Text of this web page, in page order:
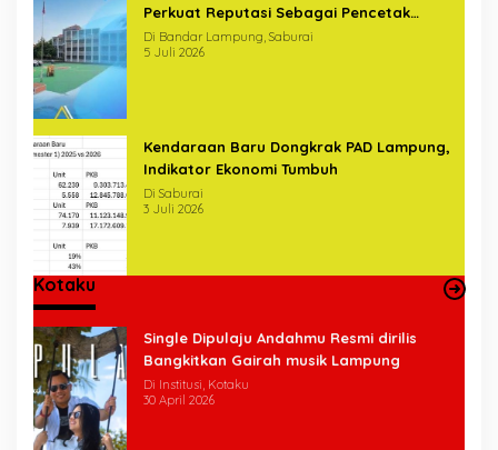
Perkuat Reputasi Sebagai Pencetak
Generasi Unggul
Di Bandar Lampung, Saburai
5 Juli 2026
Kendaraan Baru Dongkrak PAD Lampung,
Indikator Ekonomi Tumbuh
Di Saburai
3 Juli 2026
Kotaku
Single Dipulaju Andahmu Resmi dirilis
Bangkitkan Gairah musik Lampung
Di Institusi, Kotaku
30 April 2026